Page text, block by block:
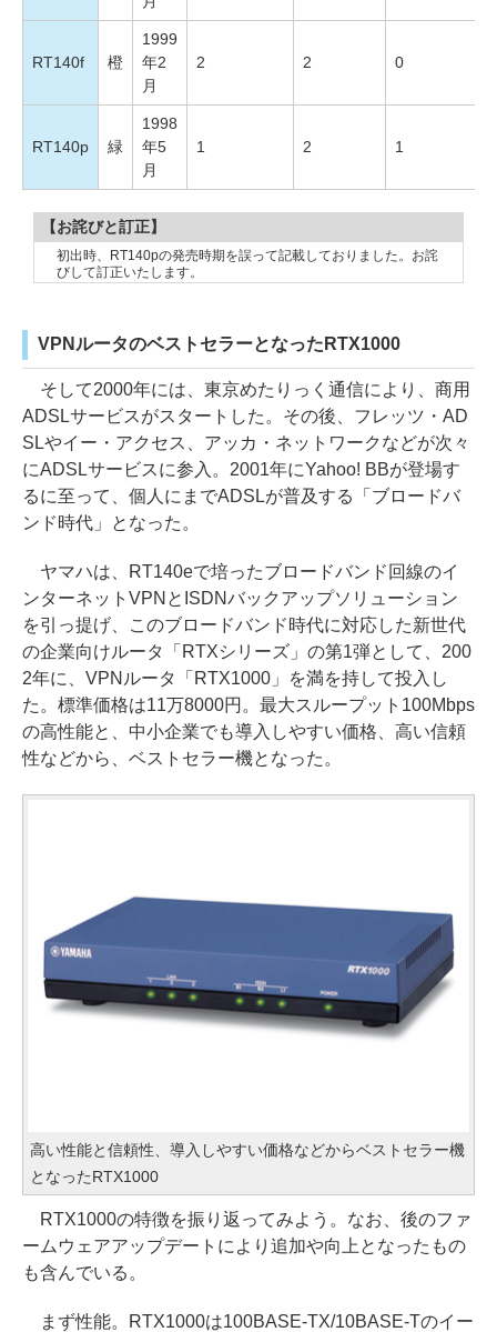
RT140f 橙
1999
年2
月
2 2 0
RT140p 緑
1998
年5
月
1 2 1
【お詫びと訂正】
初出時、RT140pの発売時期を誤って記載しておりました。お詫
びして訂正いたします。
VPNルータのベストセラーとなったRTX1000
そして2000年には、東京めたりっく通信により、商用
ADSLサービスがスタートした。その後、フレッツ・AD
SLやイー・アクセス、アッカ・ネットワークなどが次々
にADSLサービスに参入。2001年にYahoo! BBが登場す
るに至って、個人にまでADSLが普及する「ブロードバ
ンド時代」となった。
ヤマハは、RT140eで培ったブロードバンド回線のイ
ンターネットVPNとISDNバックアップソリューション
を引っ提げ、このブロードバンド時代に対応した新世代
の企業向けルータ「RTXシリーズ」の第1弾として、200
2年に、VPNルータ「RTX1000」を満を持して投入し
た。標準価格は11万8000円。最大スループット100Mbps
の高性能と、中小企業でも導入しやすい価格、高い信頼
性などから、ベストセラー機となった。
高い性能と信頼性、導入しやすい価格などからベストセラー機
となったRTX1000
RTX1000の特徴を振り返ってみよう。なお、後のファ
ームウェアアップデートにより追加や向上となったもの
も含んでいる。
まず性能。RTX1000は100BASE-TX/10BASE-Tのイー